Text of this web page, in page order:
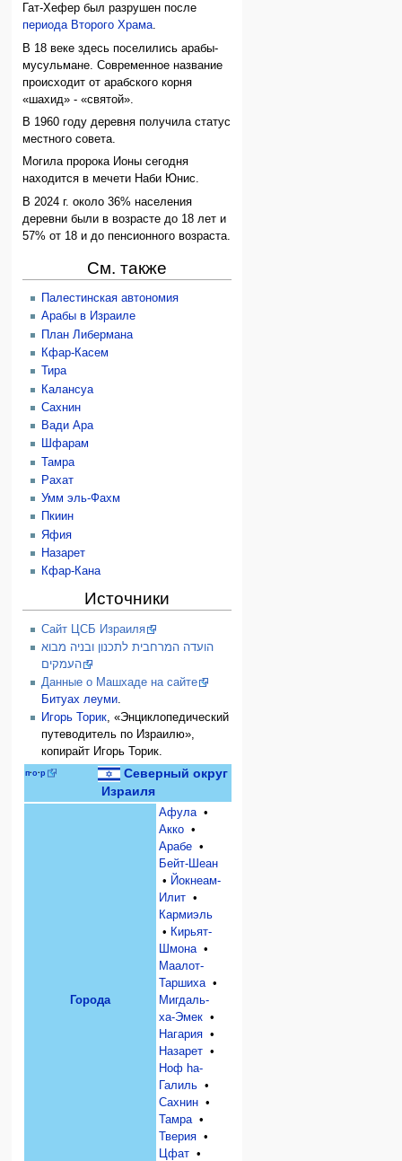
Гат-Хефер был разрушен после
периода Второго Храма.
В 18 веке здесь поселились арабы-
мусульмане. Современное название
происходит от арабского корня
«шахид» - «святой».
В 1960 году деревня получила статус
местного совета.
Могила пророка Ионы сегодня
находится в мечети Наби Юнис.
В 2024 г. около 36% населения
деревни были в возрасте до 18 лет и
57% от 18 и до пенсионного возраста.
См. также
Палестинская автономия
Арабы в Израиле
План Либермана
Кфар-Касем
Тира
Калансуа
Сахнин
Вади Ара
Шфарам
Тамра
Рахат
Умм эль-Фахм
Пкиин
Яфия
Назарет
Кфар-Кана
Источники
Сайт ЦСБ Израиля
הועדה המרחבית לתכנון ובניה מבוא
העמקים
Данные о Машхаде на сайте
Битуах леуми.
Игорь Торик, «Энциклопедический
путеводитель по Израилю»,
копирайт Игорь Торик.
п·о·р
Северный округ
Израиля
Города
Афула •
Акко •
Арабе •
Бейт-Шеан
• Йокнеам-
Илит •
Кармиэль
• Кирьят-
Шмона •
Маалот-
Таршиха •
Мигдаль-
ха-Эмек •
Нагария •
Назарет •
Ноф hа-
Галиль •
Сахнин •
Тамра •
Тверия •
Цфат •